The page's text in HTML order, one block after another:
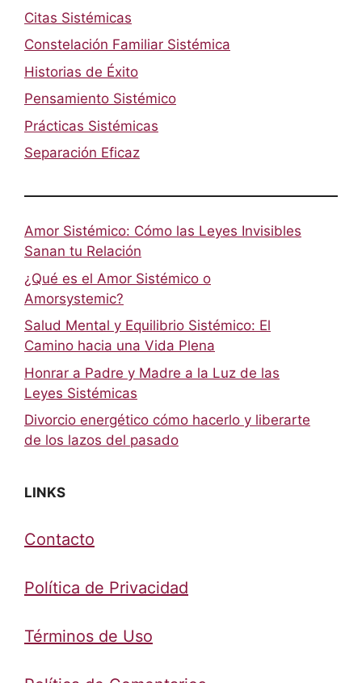
Citas Sistémicas
Constelación Familiar Sistémica
Historias de Éxito
Pensamiento Sistémico
Prácticas Sistémicas
Separación Eficaz
Amor Sistémico: Cómo las Leyes Invisibles
Sanan tu Relación
¿Qué es el Amor Sistémico o
Amorsystemic?
Salud Mental y Equilibrio Sistémico: El
Camino hacia una Vida Plena
Honrar a Padre y Madre a la Luz de las
Leyes Sistémicas
Divorcio energético cómo hacerlo y liberarte
de los lazos del pasado
LINKS
Contacto
Política de Privacidad
Términos de Uso